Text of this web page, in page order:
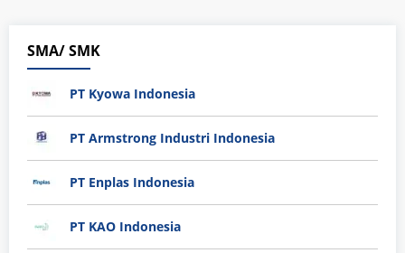
SMA/ SMK
PT Kyowa Indonesia
PT Armstrong Industri Indonesia
PT Enplas Indonesia
PT KAO Indonesia